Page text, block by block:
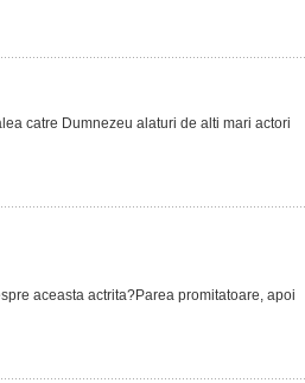
catre Dumnezeu alaturi de alti mari actori
aceasta actrita?Parea promitatoare, apoi